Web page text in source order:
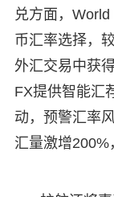
兑方面，
币汇率选择，
外汇交易中获
FX提供智能汇
动，预警汇率
汇量激增200%